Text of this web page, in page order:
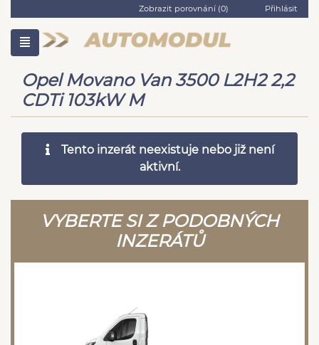
Zobrazit porovnání (0) Přihlásit
Opel Movano Van 3500 L2H2 2,2
CDTi 103kW M
Tento inzerát neexistuje nebo již není
aktivní.
VYBERTE SI Z PODOBNÝCH
INZERÁTŮ